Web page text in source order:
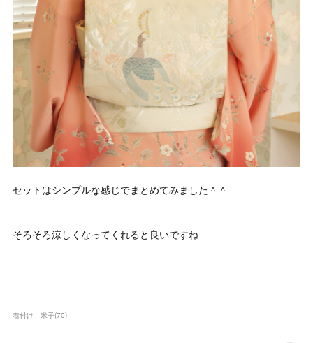
セットはシンプルな感じでまとめてみました＾＾
そろそろ涼しくなってくれると良いですね
着付け 米子(70)